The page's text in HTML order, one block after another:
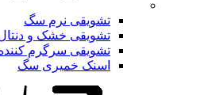
تشویقی نرم سگ
تشویقی خشک و
تشویقی سرگرم
اسنک خمیری سگ